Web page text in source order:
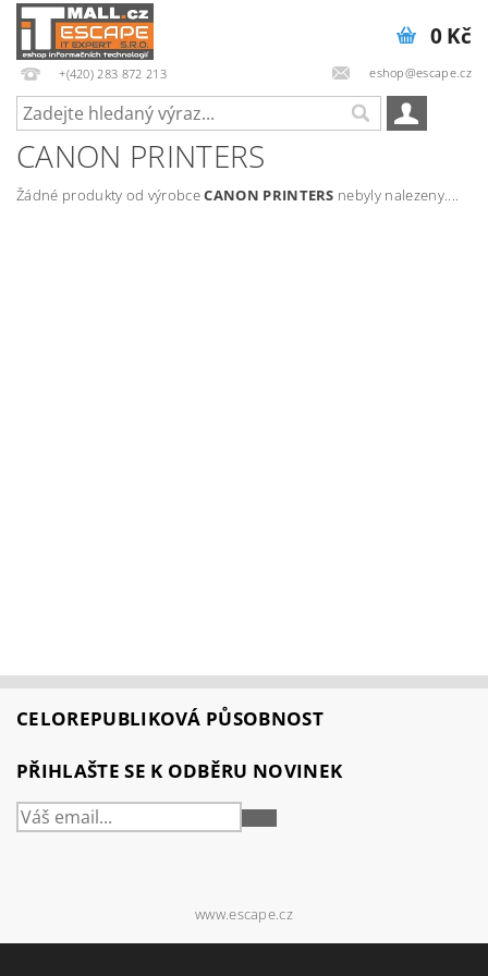
+(420) 283 872 213 eshop@escape.cz
0 Kč
CANON PRINTERS
Žádné produkty od výrobceCANON PRINTERS nebyly nalezeny....
CELOREPUBLIKOVÁ PŮSOBNOST
PŘIHLAŠTE SE K ODBĚRU NOVINEK
PŘIHLÁSIT
www.escape.cz